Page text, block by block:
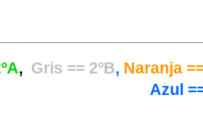
, Gris == 2ºB, Naranja
Azul